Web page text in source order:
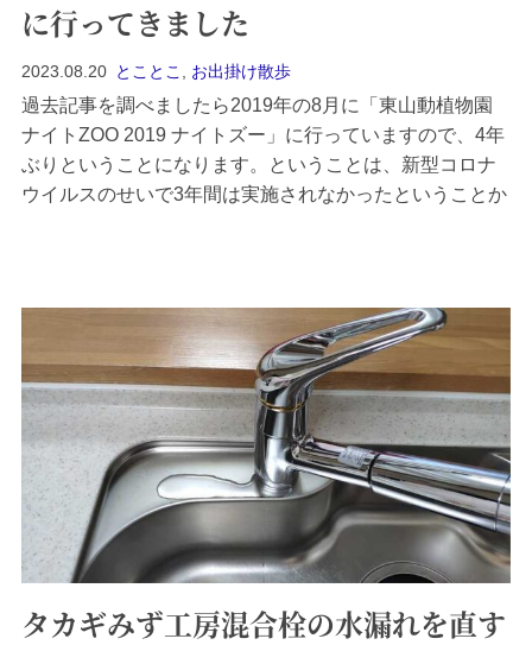
に行ってきました
2023.08.20 とことこ , お出掛け散歩
過去記事を調べましたら2019年の8月に「東山動植物園
ナイトZOO 2019 ナイトズー」に行っていますので、4年
ぶりということになります。ということは、新型コロナ
ウイルスのせいで3年間は実施されなかったということか
タカギみず工房混合栓の水漏れを直す